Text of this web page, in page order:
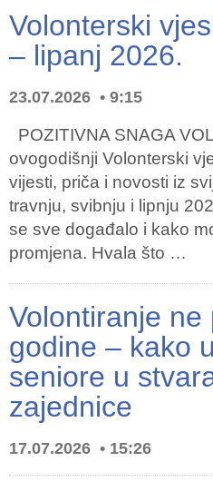
Volonterski
– lipanj 2026.
23.07.2026 9:15
POZITIVNA SNAGA
ovogodišnji Volonterski
vijesti, priča i novosti iz
travnju, svibnju i lipnju
se sve događalo i kako
promjena. Hvala što …
Volontiranje ne
godine – kako
seniore u
zajednice
17.07.2026 15:26